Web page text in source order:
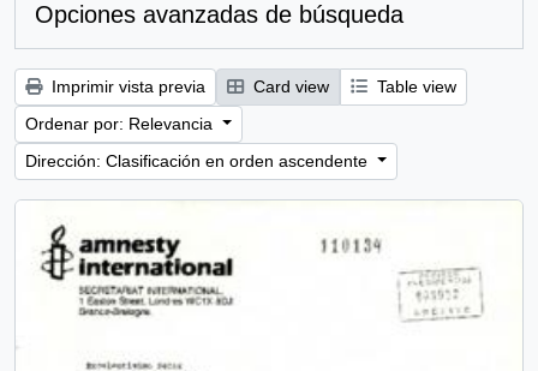
Opciones avanzadas de búsqueda
Imprimir vista previa Card view
Table view
Ordenar por: Relevancia
Dirección: Clasificación en orden ascendente